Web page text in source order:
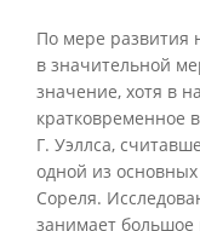
По мере развития
в значительной
значение, хотя в
кратковременное
Г. Уэллса,
одной из
Сореля.
занимает большое